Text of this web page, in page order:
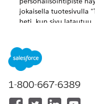
jokaisella tuotesivulla
heti, kun sivu latautuu.
personalisoinnille
Salesforcen
hallita
hallintaa luodaksesi ja
käyttökokemuksia,
1-800-667-6389